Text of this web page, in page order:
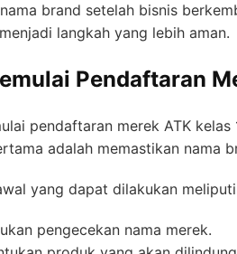
brand setelah bisnis
langkah yang lebih aman.
Pendaftaran
pendaftaran merek ATK
adalah memastikan nama
yang dapat dilakukan
pengecekan nama merek.